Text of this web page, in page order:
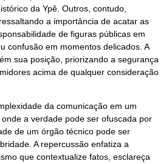
da Ypê. Outros, contudo,
a importância de acatar as
de figuras públicas em
confusão em momentos delicados. A
sua posição, priorizando a segurança
acima de qualquer consideração
da comunicação em um
a verdade pode ser ofuscada por
de um órgão técnico pode ser
A repercussão enfatiza a
que contextualize fatos, esclareça